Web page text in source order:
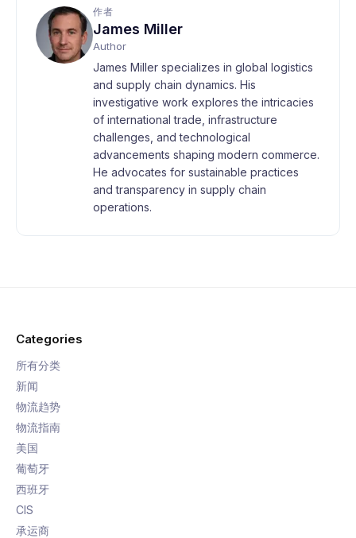
作者
James Miller
Author
James Miller specializes in global logistics
and supply chain dynamics. His
investigative work explores the intricacies
of international trade, infrastructure
challenges, and technological
advancements shaping modern commerce.
He advocates for sustainable practices
and transparency in supply chain
operations.
Categories
所有分类
新闻
物流趋势
物流指南
美国
葡萄牙
西班牙
CIS
承运商